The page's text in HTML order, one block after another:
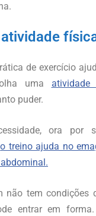
de exercício
uma atividade
puder.
ora por
o treino ajuda no
não tem condições
entrar em forma.